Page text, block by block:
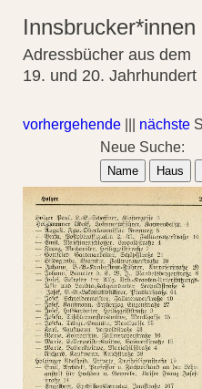
Innsbrucker*innen
Adressbücher aus dem
19. und 20. Jahrhundert
vorhergehende nächste
Neue Suche:
Name Haus